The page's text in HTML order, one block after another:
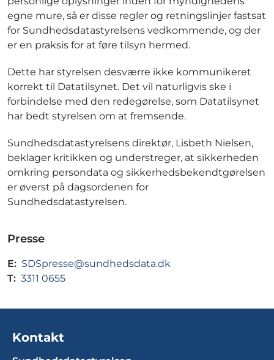
egne mure, så er disse regler og retningslinjer fastsat
for Sundhedsdatastyrelsens vedkommende, og der
er en praksis for at føre tilsyn hermed.
Dette har styrelsen desværre ikke kommunikeret
korrekt til Datatilsynet. Det vil naturligvis ske i
forbindelse med den redegørelse, som Datatilsynet
har bedt styrelsen om at fremsende.
Sundhedsdatastyrelsens direktør, Lisbeth Nielsen,
beklager kritikken og understreger, at sikkerheden
omkring persondata og sikkerhedsbekendtgørelsen
er øverst på dagsordenen for
Sundhedsdatastyrelsen.
Presse
E: SDSpresse@sundhedsdata.dk
T: 3311 0655
Kontakt